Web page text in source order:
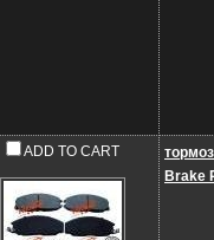
ADD TO CART
Brake